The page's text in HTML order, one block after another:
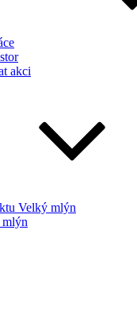
akci
Velký mlýn
mlýn